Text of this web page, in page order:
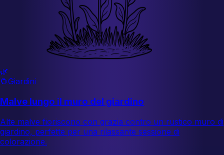
🌿
🌻Giardini
Malve lungo il muro del giardino
Alte malve fioriscono con grazia contro un rustico muro di
giardino, perfette per una rilassante sessione di
colorazione.